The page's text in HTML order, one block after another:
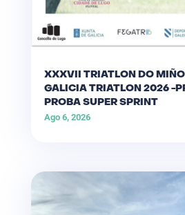
XXXVII TRIATLON DO
GALICIA TRIATLON 2026 -
PROBA SUPER SPRINT
Ago 6, 2026